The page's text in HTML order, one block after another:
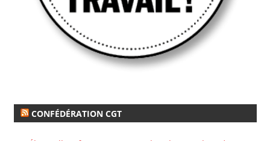
CONFÉDÉRATION CGT